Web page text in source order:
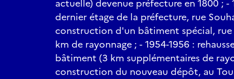
actuelle) devenue préfecture en 1800 ; -
dernier étage de la préfecture, rue
construction d'un bâtiment spécial,
km de rayonnage ; - 1954-1956 :
bâtiment (3 km supplémentaires de
construction du nouveau dépôt, au